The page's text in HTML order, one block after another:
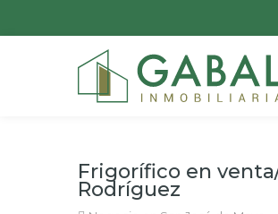
Frigorífico en
Rodríguez